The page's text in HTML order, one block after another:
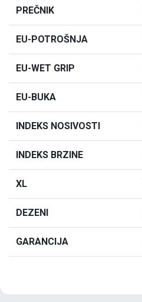
PREČNIK
EU-POTROŠNJA
EU-WET GRIP
EU-BUKA
INDEKS NOSIVOSTI
INDEKS BRZINE
XL
DEZENI
GARANCIJA